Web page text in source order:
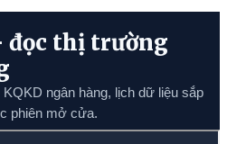
thị trường
ngân hàng, lịch dữ liệu sắp
phiên mở cửa.